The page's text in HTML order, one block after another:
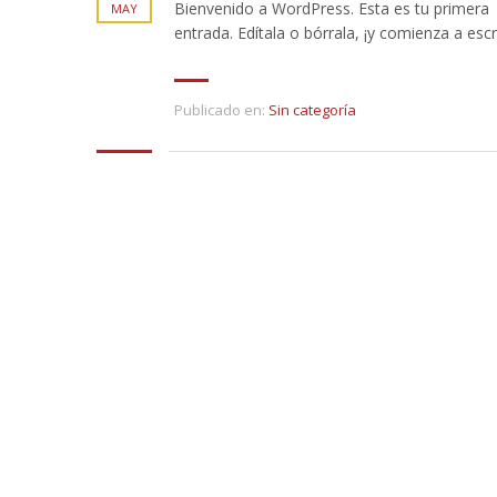
MAY
Bienvenido a WordPress. Esta es tu primera
entrada. Edítala o bórrala, ¡y comienza a
Publicado en: Sin categoría